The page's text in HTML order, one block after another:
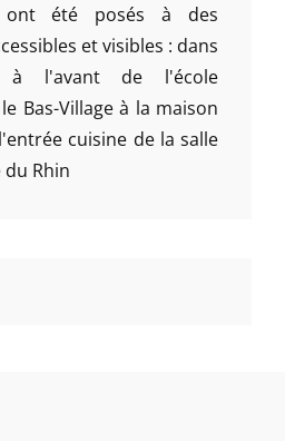
ont été posés à des
et visibles : dans
à l'avant de l'école
Bas-Village à la maison
cuisine de la salle
Rhin